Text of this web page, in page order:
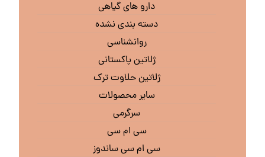
دارو های گیاهی
دسته بندی نشده
روانشناسی
ژلاتین پاکستانی
ژلاتین حلاوت ترک
سایر محصولات
سرگرمی
سی ام سی
سی ام سی ساندوز